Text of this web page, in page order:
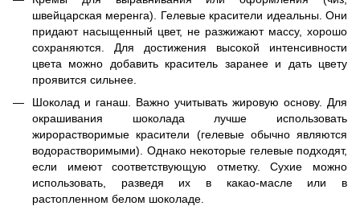
швейцарская меренга). Гелевые красители идеальны. Они
придают насыщенный цвет, не разжижают массу, хорошо
сохраняются. Для достижения высокой интенсивности
цвета можно добавить краситель заранее и дать цвету
проявится сильнее.
Шоколад и ганаш. Важно учитывать жировую основу. Для
окрашивания шоколада лучше использовать
жирорастворимые красители (гелевые обычно являются
водорастворимыми). Однако некоторые гелевые подходят,
если имеют соответствующую отметку. Сухие можно
использовать, разведя их в какао-масле или в
растопленном белом шоколаде.